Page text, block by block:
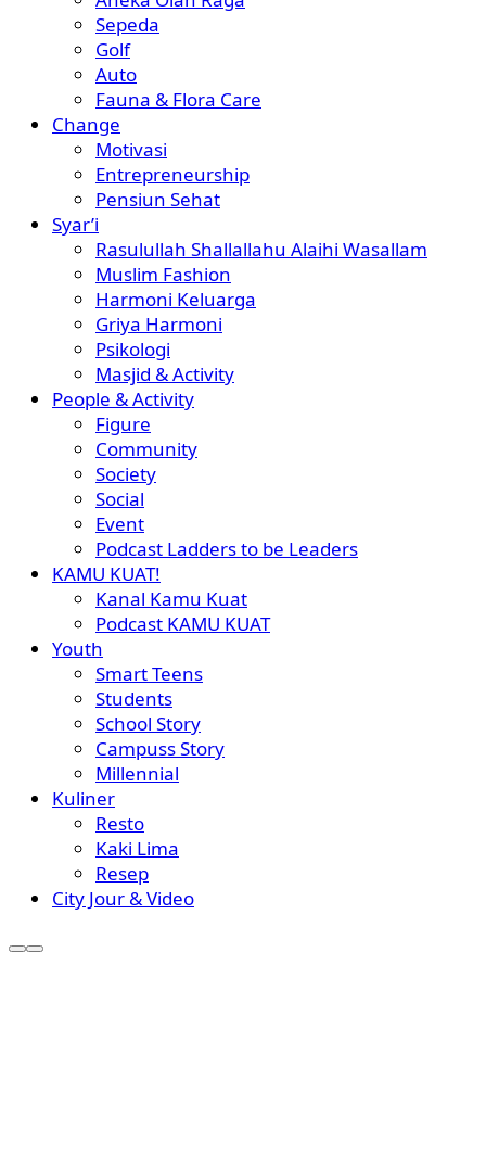
Sepeda
Golf
Auto
Fauna & Flora Care
Change
Motivasi
Entrepreneurship
Pensiun Sehat
Syar’i
Rasulullah Shallallahu Alaihi Wasallam
Muslim Fashion
Harmoni Keluarga
Griya Harmoni
Psikologi
Masjid & Activity
People & Activity
Figure
Community
Society
Social
Event
Podcast Ladders to be Leaders
KAMU KUAT!
Kanal Kamu Kuat
Podcast KAMU KUAT
Youth
Smart Teens
Students
School Story
Campuss Story
Millennial
Kuliner
Resto
Kaki Lima
Resep
City Jour & Video